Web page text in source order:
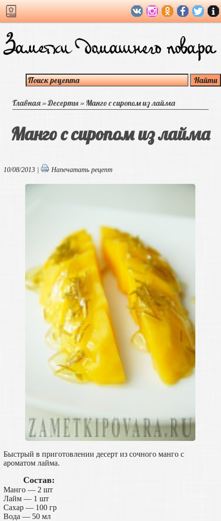
Главная»Десерты»Манго с сиропом из лайма
Манго с сиропом из лайма
10/08/2013 | Напечатать рецепт
Быстрый в приготовлении десерт из сочного манго с
ароматом лайма.
Состав:
Манго — 2 шт
Лайм — 1 шт
Сахар — 100 гр
Вода — 50 мл